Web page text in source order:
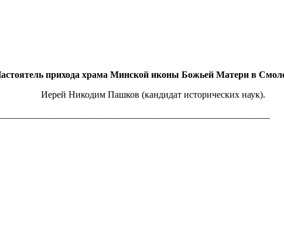
прихода храма Минской иконы Божьей Матери в
Иерей Никодим Пашков (кандидат исторических наук).